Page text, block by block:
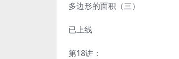
多边形的面积（三）
已上线
第18讲：